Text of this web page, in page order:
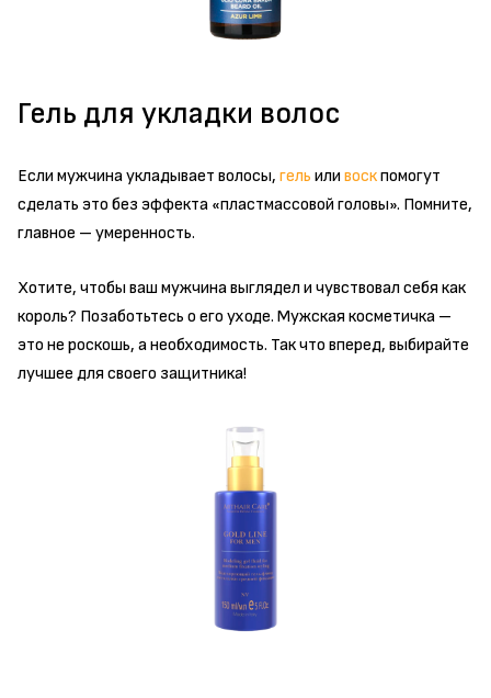
Гель для укладки волос
Если мужчина укладывает волосы, гель или воскпомогут
сделать это без эффекта «пластмассовой головы». Помните,
главное – умеренность.
Хотите, чтобы ваш мужчина выглядел и чувствовал себя как
король? Позаботьтесь о его уходе. Мужская косметичка –
это не роскошь, а необходимость. Так что вперед, выбирайте
лучшее для своего защитника!